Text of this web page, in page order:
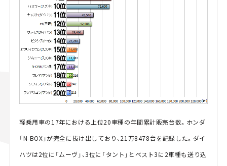
軽乗用車の17年における上位20車種の年間累計販売台数。ホンダ
「N-BOX」が完全に抜け出しており、21万8478台を記録した。ダイ
ハツは2位に「ムーヴ」、3位に「タント」とベスト3に2車種も送り込